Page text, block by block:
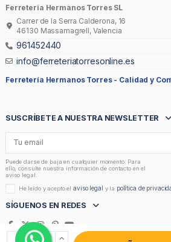
Ferretería Hermanos Torres SL
Carrer de la Serra Calderona, 16
46130 Massamagrell, Valencia
961452440
info@ferreteriatorresonline.es
Ferretería Hermanos Torres - Calidad y
SUSCRÍBETE A NUESTRA NEWSLETTER
Puede darse de baja en cualquier momento. Para
ello, consulte nuestra información de contacto en el
aviso legal.
He leído y acepto elaviso legal y la política de
SÍGUENOS EN REDES